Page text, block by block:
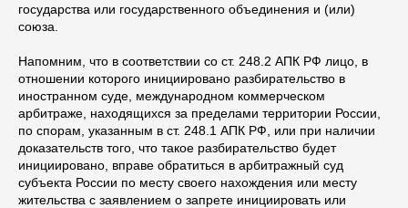
государства или государственного объединения и (или)
союза.
Напомним, что в соответствии со ст. 248.2 АПК РФ лицо, в
отношении которого инициировано разбирательство в
иностранном суде, международном коммерческом
арбитраже, находящихся за пределами территории России,
по спорам, указанным в ст. 248.1 АПК РФ, или при наличии
доказательств того, что такое разбирательство будет
инициировано, вправе обратиться в арбитражный суд
субъекта России по месту своего нахождения или месту
жительства с заявлением о запрете инициировать или